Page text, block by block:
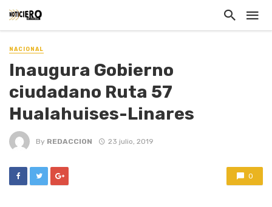
NACIONAL
Inaugura Gobierno
ciudadano Ruta 57
Hualahuises-Linares
By REDACCION 23 julio, 2019
0